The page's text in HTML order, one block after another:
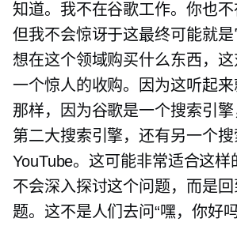
知道。我不在谷歌工作。你也不
但我不会惊讶于这最终可能就是
想在这个领域购买什么东西，
一个惊人的收购。因为这听起
那样，因为谷歌是一个搜索引
第二大搜索引擎，还有另一个搜
YouTube。这可能非常适合这样
不会深入探讨这个问题，而是回
题。这不是人们去问“嘿，你好